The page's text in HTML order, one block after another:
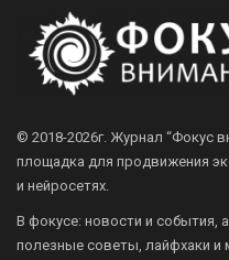
© 2018-2026г. Журнал “Фокус
площадка для продвижения
и нейросетях.
В фокусе: новости и события,
полезные советы, лайфхаки